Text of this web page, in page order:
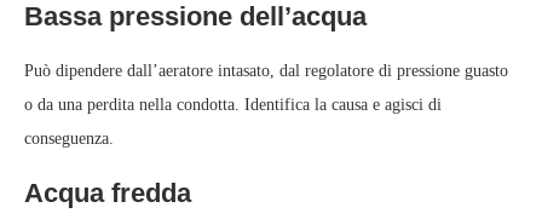
Bassa pressione dell’acqua
Può dipendere dall’aeratore intasato, dal regolatore di pressione guasto
o da una perdita nella condotta. Identifica la causa e agisci di
conseguenza.
Acqua fredda